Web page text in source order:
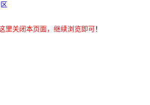
里关闭本页面，继续浏览即可！